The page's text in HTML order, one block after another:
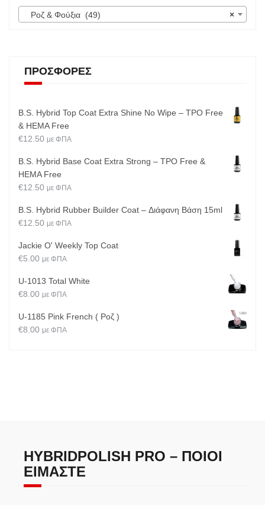
×
Ροζ & Φούξια (49)
ΠΡΟΣΦΟΡΈΣ
B.S. Hybrid Top Coat Extra Shine No Wipe – TPO Free
& HEMA Free
€12.50 με ΦΠΑ
B.S. Hybrid Base Coat Extra Strong – TPO Free &
HEMA Free
€12.50 με ΦΠΑ
B.S. Hybrid Rubber Builder Coat – Διάφανη Βάση 15ml
€12.50 με ΦΠΑ
Jackie O' Weekly Top Coat
€5.00 με ΦΠΑ
U-1013 Total White
€8.00 με ΦΠΑ
U-1185 Pink French ( Ροζ )
€8.00 με ΦΠΑ
HYBRIDPOLISH PRO – ΠΟΙΟΙ
ΕΊΜΑΣΤΕ